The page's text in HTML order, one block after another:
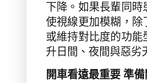
下降。如果長輩同
使視線更加模糊，除
或維持對比度的功
升日間、夜間與惡劣
開車看遠最重要 準